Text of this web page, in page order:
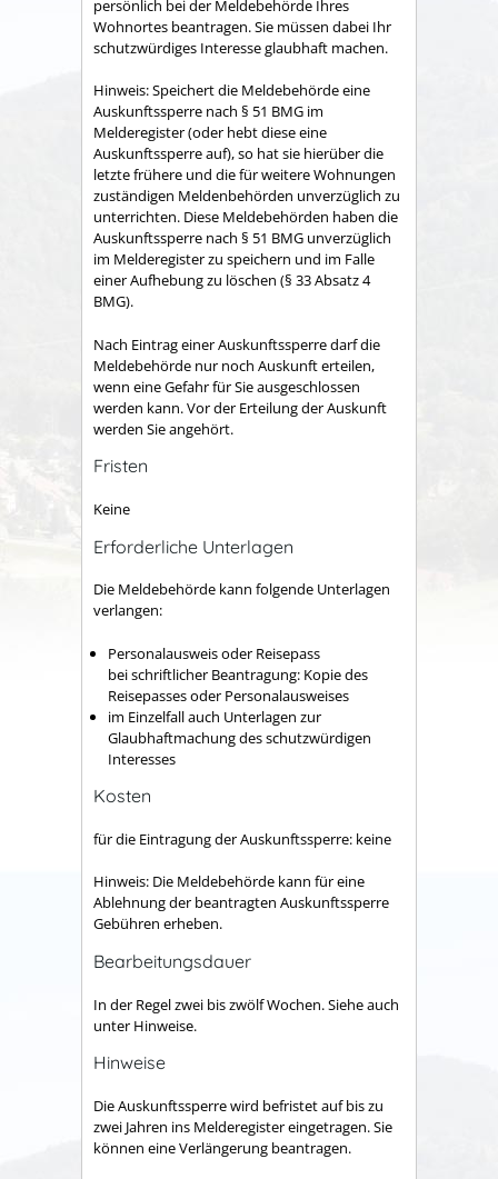
persönlich bei der Meldebehörde Ihres
Wohnortes beantragen. Sie müssen dabei Ihr
schutzwürdiges Interesse glaubhaft machen.
Hinweis:Speichert die Meldebehörde eine
Auskunftssperre nach § 51 BMG im
Melderegister (oder hebt diese eine
Auskunftssperre auf), so hat sie hierüber die
letzte frühere und die für weitere Wohnungen
zuständigen Meldenbehörden unverzüglich zu
unterrichten. Diese Meldebehörden haben die
Auskunftssperre nach § 51 BMG unverzüglich
im Melderegister zu speichern und im Falle
einer Aufhebung zu löschen (§ 33 Absatz 4
BMG).
Nach Eintrag einer Auskunftssperre darf die
Meldebehörde nur noch Auskunft erteilen,
wenn eine Gefahr für Sie ausgeschlossen
werden kann. Vor der Erteilung der Auskunft
werden Sie angehört.
Fristen
Keine
Erforderliche Unterlagen
Die Meldebehörde kann folgende Unterlagen
verlangen:
Personalausweis oder Reisepass
bei schriftlicher Beantragung: Kopie des
Reisepasses oder Personalausweises
im Einzelfall auch Unterlagen zur
Glaubhaftmachung des schutzwürdigen
Interesses
Kosten
für die Eintragung der Auskunftssperre: keine
Hinweis: Die Meldebehörde kann für eine
Ablehnung der beantragten Auskunftssperre
Gebühren erheben.
Bearbeitungsdauer
In der Regel zwei bis zwölf Wochen. Siehe auch
unter Hinweise.
Hinweise
Die Auskunftssperre wird befristet auf bis zu
zwei Jahren ins Melderegister eingetragen. Sie
können eine Verlängerung beantragen.